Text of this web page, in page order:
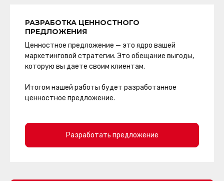
РАЗРАБОТКА ЦЕННОСТНОГО
ПРЕДЛОЖЕНИЯ
Ценностное предложение — это ядро вашей
маркетинговой стратегии. Это обещание выгоды,
которую вы даете своим клиентам.
Итогом нашей работы будет разработанное
ценностное предложение.
Разработать предложение